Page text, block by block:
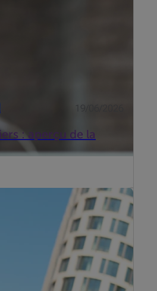
: aperçu de la
aux freins qui entourent
dès maintenant
Découvrez le témoignage de
Advisory chez Beobank.